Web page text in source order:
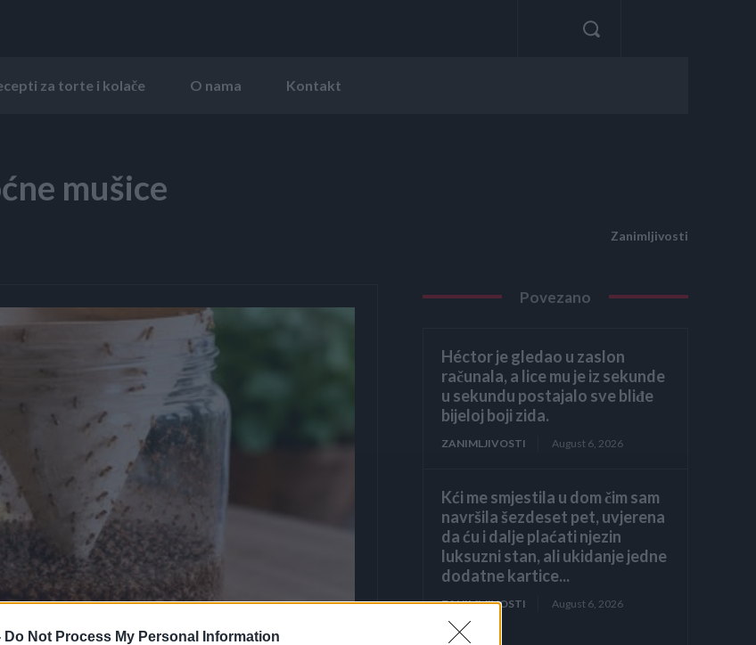
Do Not Process My Personal Information
za torte i kolače O nama Kontakt
mušice
Zanimljivosti
Povezano
Héctor je gledao u zaslon
računala, a lice mu je iz sekunde
u sekundu postajalo sve bliđe
bijeloj boji zida.
ZANIMLJIVOSTI August 6, 2026
Kći me smjestila u dom čim sam
navršila šezdeset pet, uvjerena
da ću i dalje plaćati njezin
luksuzni stan, ali ukidanje jedne
dodatne kartice...
ZANIMLJIVOSTI August 6, 2026